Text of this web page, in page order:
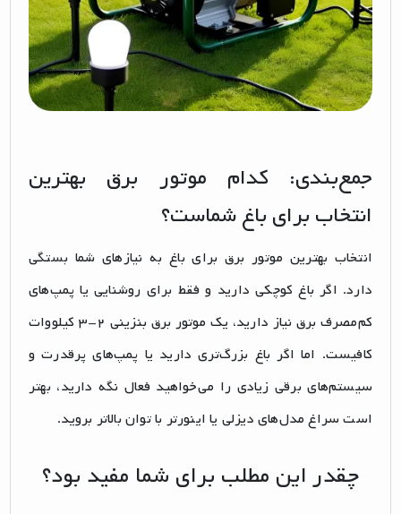
جمع‌بندی: کدام موتور برق بهترین
انتخاب برای باغ شماست؟
انتخاب بهترین موتور برق برای باغ به نیازهای شما بستگی
دارد. اگر باغ کوچکی دارید و فقط برای روشنایی یا پمپ‌های
کم‌مصرف برق نیاز دارید، یک موتور برق بنزینی ۲-۳ کیلووات
کافیست. اما اگر باغ بزرگ‌تری دارید یا پمپ‌های پرقدرت و
سیستم‌های برقی زیادی را می‌خواهید فعال نگه دارید، بهتر
است سراغ مدل‌های دیزلی یا اینورتر با توان بالاتر بروید.
چقدر این مطلب برای شما مفید بود؟